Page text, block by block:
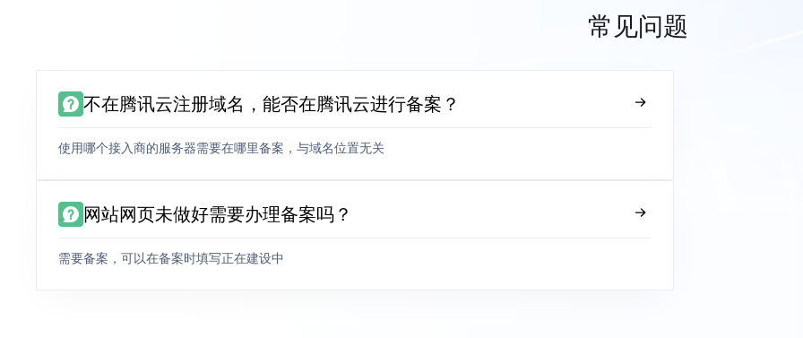
常见问题
不在腾讯云注册域名，能否在腾讯云进行备案？
使用哪个接入商的服务器需要在哪里备案，与域名位置无关
网站网页未做好需要办理备案吗？
需要备案，可以在备案时填写正在建设中